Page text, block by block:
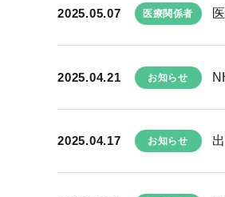
2025.05.07 医療関係者
2025.04.21 お知らせ
2025.04.17 お知らせ